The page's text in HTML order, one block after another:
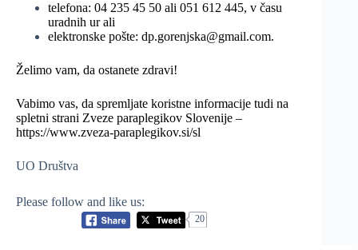
telefona: 04 235 45 50 ali 051 612 445, v času
uradnih ur ali
elektronske pošte: dp.gorenjska@gmail.com.
Želimo vam, da ostanete zdravi!
Vabimo vas, da spremljate koristne informacije tudi na
spletni strani Zveze paraplegikov Slovenije –
https://www.zveza-paraplegikov.si/sl
UO Društva
Please follow and like us:
20